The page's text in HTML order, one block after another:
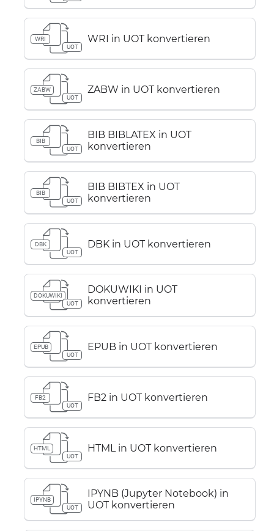
WRI
UOT
WRI in UOT konvertieren
ZABW
UOT
ZABW in UOT konvertieren
BIB
UOT
BIB BIBLATEX in UOT
konvertieren
BIB
UOT
BIB BIBTEX in UOT
konvertieren
DBK
UOT
DBK in UOT konvertieren
DOKUWIKI
UOT
DOKUWIKI in UOT
konvertieren
EPUB
UOT
EPUB in UOT konvertieren
FB2
UOT
FB2 in UOT konvertieren
HTML
UOT
HTML in UOT konvertieren
IPYNB
UOT
IPYNB (Jupyter Notebook) in
UOT konvertieren